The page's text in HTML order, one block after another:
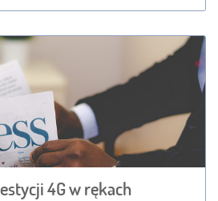
4G w rękach